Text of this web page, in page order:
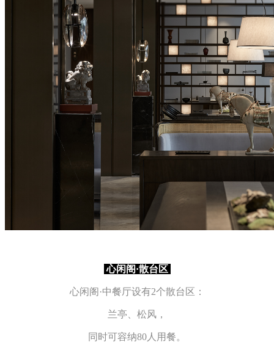
心闲阁·散台区
心闲阁·中餐厅设有2个散台区：
兰亭、松风，
同时可容纳80人用餐。